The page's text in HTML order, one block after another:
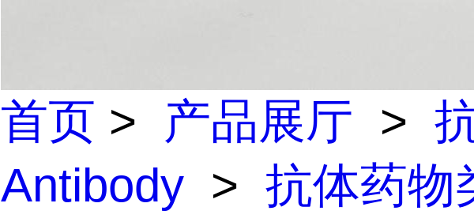
首页 > 产品展厅 >
Antibody > 抗体药物